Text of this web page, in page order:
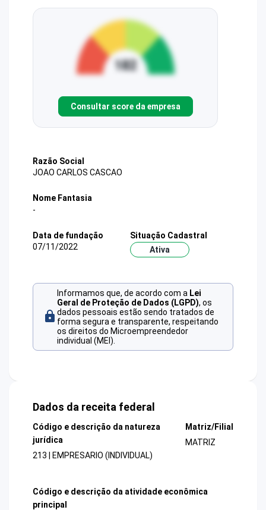
Consultar score da empresa
Razão Social
JOAO CARLOS CASCAO
Nome Fantasia
-
Data de fundação
07/11/2022
Situação Cadastral
Ativa
Informamos que, de acordo com a Lei
Geral de Proteção de Dados (LGPD), os
dados pessoais estão sendo tratados de
forma segura e transparente, respeitando
os direitos do Microempreendedor
individual (MEI).
Dados da receita federal
Código e descrição da natureza
jurídica
213 | EMPRESARIO (INDIVIDUAL)
Matriz/Filial
MATRIZ
Código e descrição da atividade econômica
principal